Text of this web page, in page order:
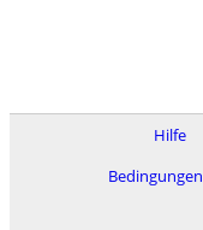
Hilfe
Bedingungen